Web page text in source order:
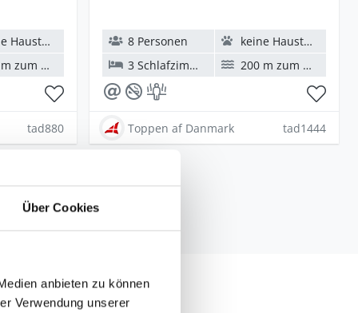
Über Cookies
anbieten zu können
Verwendung unserer
Haustiere
Wasser
tad880
8 Personen
keine Haustiere
3 Schlafzimmer
200 m zum Wasser
Toppen af Danmark tad1444
Erfahrung in der